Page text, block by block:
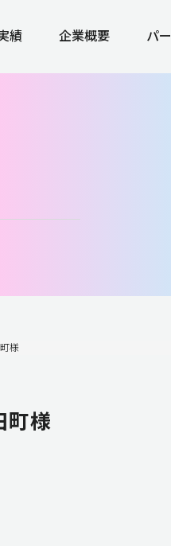
績 企業概要 パ
様
町様